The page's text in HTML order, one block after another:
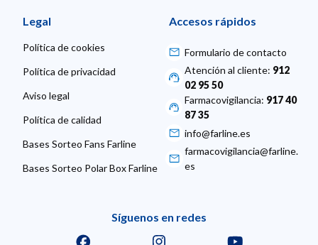
Legal
Política de cookies
Política de privacidad
Aviso legal
Política de calidad
Bases Sorteo Fans Farline
Bases Sorteo Polar Box Farline
Síguenos en redes
Accesos rápidos
Formulario de contacto
Atención al cliente: 912
02 95 50
Farmacovigilancia: 917 40
87 35
info@farline.es
farmacovigilancia@farline.
es